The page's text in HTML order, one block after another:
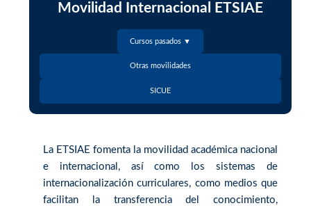
Movilidad Internacional ETSIAE
Cursos pasados ▼
Otras movilidades
SICUE
La ETSIAE fomenta la movilidad académica nacional
e internacional, así como los sistemas de
internacionalización curriculares, como medios que
facilitan la transferencia del conocimiento,